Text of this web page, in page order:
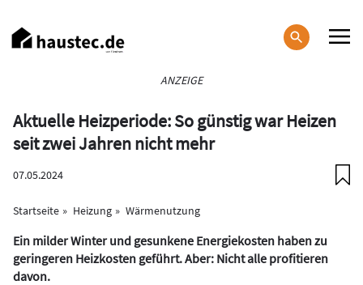
zum
Inhalt
ANZEIGE
Aktuelle Heizperiode: So günstig war Heizen
seit zwei Jahren nicht mehr
07.05.2024
Startseite Heizung Wärmenutzung
Ein milder Winter und gesunkene Energiekosten haben zu
geringeren Heizkosten geführt. Aber: Nicht alle profitieren
davon.